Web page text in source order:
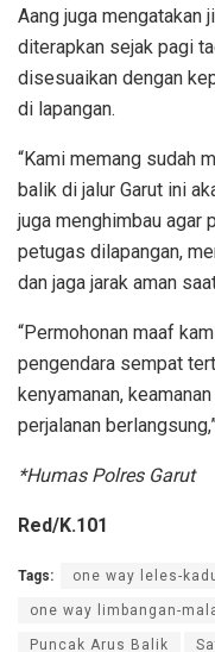
Aang juga mengatakan
diterapkan sejak pagi
disesuaikan dengan
di lapangan.
“Kami memang sudah
balik di jalur Garut ini
juga menghimbau agar
petugas dilapangan,
dan jaga jarak aman
“Permohonan maaf
pengendara sempat
kenyamanan,
perjalanan
*Humas Polres Garut
Red/K.101
Tags: one way leles-
one way limbangan-
Puncak Arus Balik